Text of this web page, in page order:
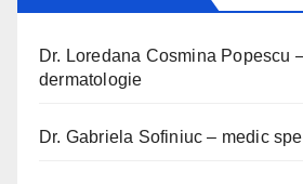
Dr. Loredana Cosmina Popescu
dermatologie
Dr. Gabriela Sofiniuc – medic